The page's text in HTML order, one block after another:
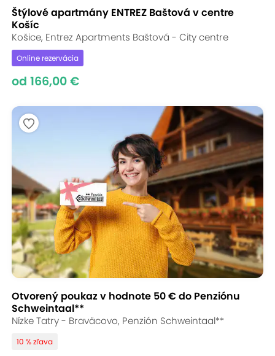
Štýlové apartmány ENTREZ Baštová v centre
Košíc
Košice, Entrez Apartments Baštová - City centre
Online rezervácia
od 166,00 €
Otvorený poukaz v hodnote 50 € do Penziónu
Schweintaal**
Nízke Tatry - Braväcovo, Penzión Schweintaal**
10 % zľava